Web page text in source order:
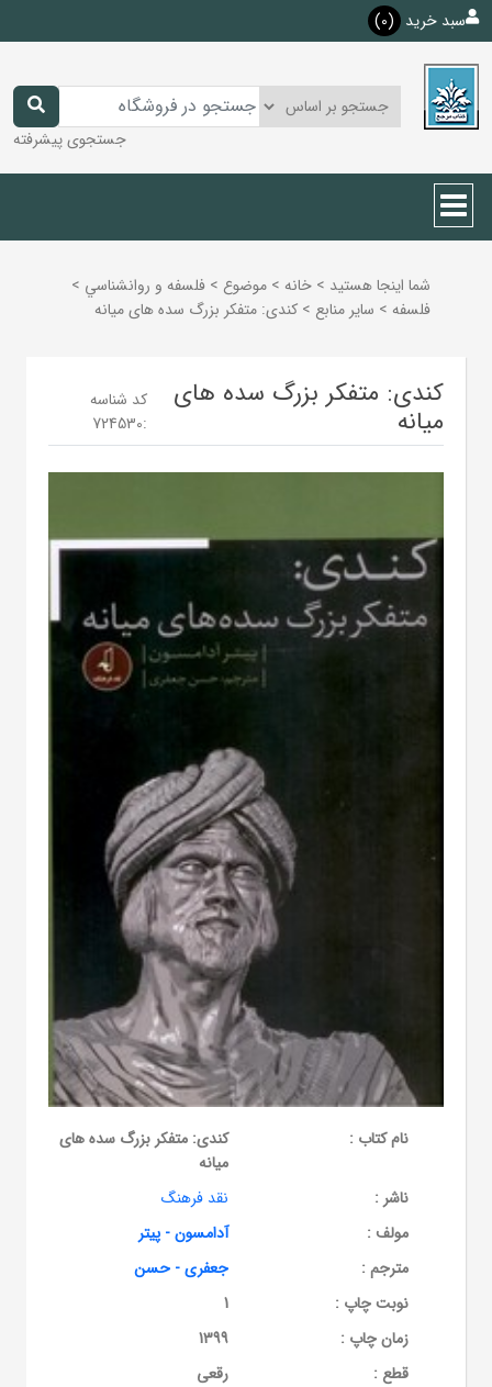
سبد خرید (0)
جستجوی پیشرفته
شما اینجا هستید > خانه > موضوع > فلسفه و روانشناسي >
فلسفه > ساير منابع > کندی: متفکر بزرگ سده های میانه
کندی: متفکر بزرگ سده های
میانه
کد شناسه
:
724530
نام کتاب :
کندی: متفکر بزرگ سده های
میانه
ناشر :
نقد فرهنگ
مولف :
آدامسون - پیتر
مترجم :
جعفری - حسن
نوبت چاپ :
1
زمان چاپ :
1399
قطع :
رقعی